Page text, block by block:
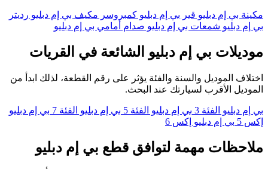
مكينة بي إم دبليو قير بي إم دبليو كمبروسر مكيف بي إم دبليو رديتر
بي إم دبليو شمعات بي إم دبليو صدام أمامي بي إم دبليو
موديلات بي إم دبليو الشائعة في القريات
اختلاف الموديل والسنة والفئة يؤثر على رقم القطعة، لذلك ابدأ من
الموديل الأقرب لسيارتك عند البحث.
بي إم دبليو الفئة 3 بي إم دبليو الفئة 5 بي إم دبليو الفئة 7
بي إم دبليو
إكس 5
بي إم دبليو إكس 6
ملاحظات مهمة لتوافق قطع بي إم دبليو